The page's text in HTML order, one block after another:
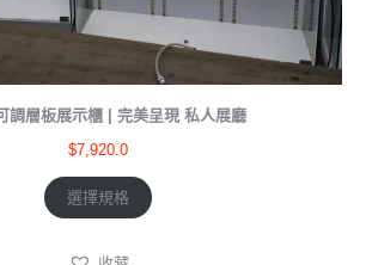
調層板展示櫃 | 完美呈現 私人展廳
$7,920.0
選擇規格